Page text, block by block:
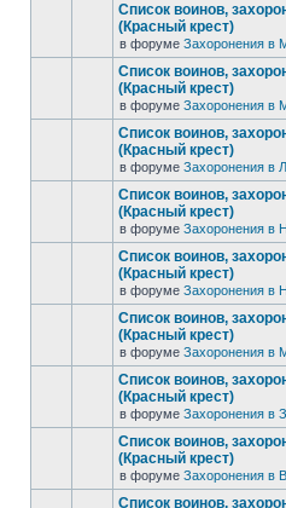
Список воинов,
(Красный крест)
в форуме Захоронения в
Список воинов,
(Красный крест)
в форуме Захоронения в
Список воинов,
(Красный крест)
в форуме Захоронения в
Список воинов,
(Красный крест)
в форуме Захоронения в
Список воинов,
(Красный крест)
в форуме Захоронения в
Список воинов,
(Красный крест)
в форуме Захоронения в
Список воинов,
(Красный крест)
в форуме Захоронения в
Список воинов,
(Красный крест)
в форуме Захоронения в
Список воинов,